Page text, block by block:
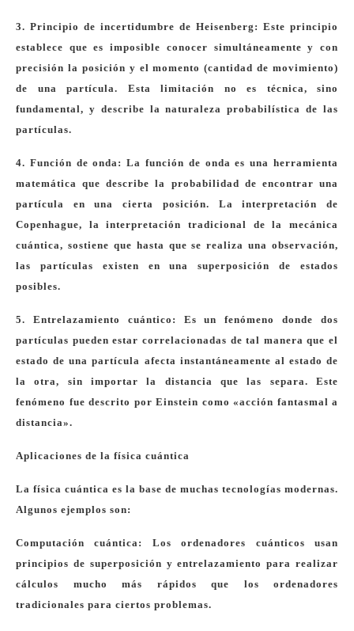
3. Principio de incertidumbre de Heisenberg: Este principio
establece que es imposible conocer simultáneamente y con
precisión la posición y el momento (cantidad de movimiento)
de una partícula. Esta limitación no es técnica, sino
fundamental, y describe la naturaleza probabilística de las
partículas.
4. Función de onda: La función de onda es una herramienta
matemática que describe la probabilidad de encontrar una
partícula en una cierta posición. La interpretación de
Copenhague, la interpretación tradicional de la mecánica
cuántica, sostiene que hasta que se realiza una observación,
las partículas existen en una superposición de estados
posibles.
5. Entrelazamiento cuántico: Es un fenómeno donde dos
partículas pueden estar correlacionadas de tal manera que el
estado de una partícula afecta instantáneamente al estado de
la otra, sin importar la distancia que las separa. Este
fenómeno fue descrito por Einstein como «acción fantasmal a
distancia».
Aplicaciones de la física cuántica
La física cuántica es la base de muchas tecnologías modernas.
Algunos ejemplos son:
Computación cuántica: Los ordenadores cuánticos usan
principios de superposición y entrelazamiento para realizar
cálculos mucho más rápidos que los ordenadores
tradicionales para ciertos problemas.